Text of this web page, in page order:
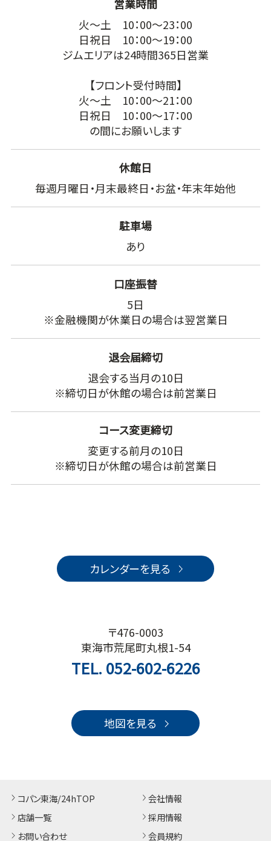
営業時間
火～土 10：00～23：00
日祝日 10：00～19：00
ジムエリアは24時間365日営業
【フロント受付時間】
火～土 10：00～21：00
日祝日 10：00～17：00
の間にお願いします
休館日
毎週月曜日・月末最終日・お盆・年末年始他
駐車場
あり
口座振替
5日
※金融機関が休業日の場合は翌営業日
退会届締切
退会する当月の10日
※締切日が休館の場合は前営業日
コース変更締切
変更する前月の10日
※締切日が休館の場合は前営業日
カレンダーを見る
〒476-0003
東海市荒尾町丸根1-54
TEL. 052-602-6226
地図を見る
コパン東海/24hTOP
店舗一覧
お問い合わせ
会社情報
採用情報
会員規約